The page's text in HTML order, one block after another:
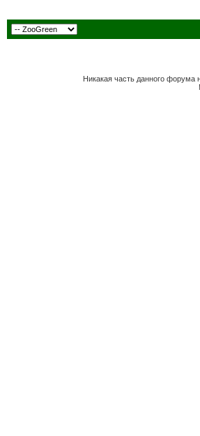
Никакая часть данного форума